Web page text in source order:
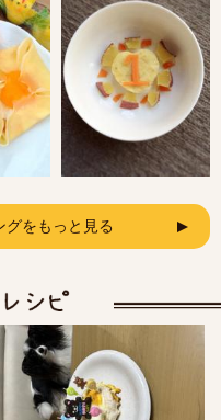
グをもっと見る